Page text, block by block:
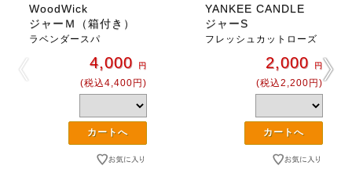
WoodWick
ジャーＭ（箱付き）
ラベンダースパ
4,000 円
(税込4,400円)
YANKEE CANDLE
ジャーS
フレッシュカットローズ
2,000 円
(税込2,200円)